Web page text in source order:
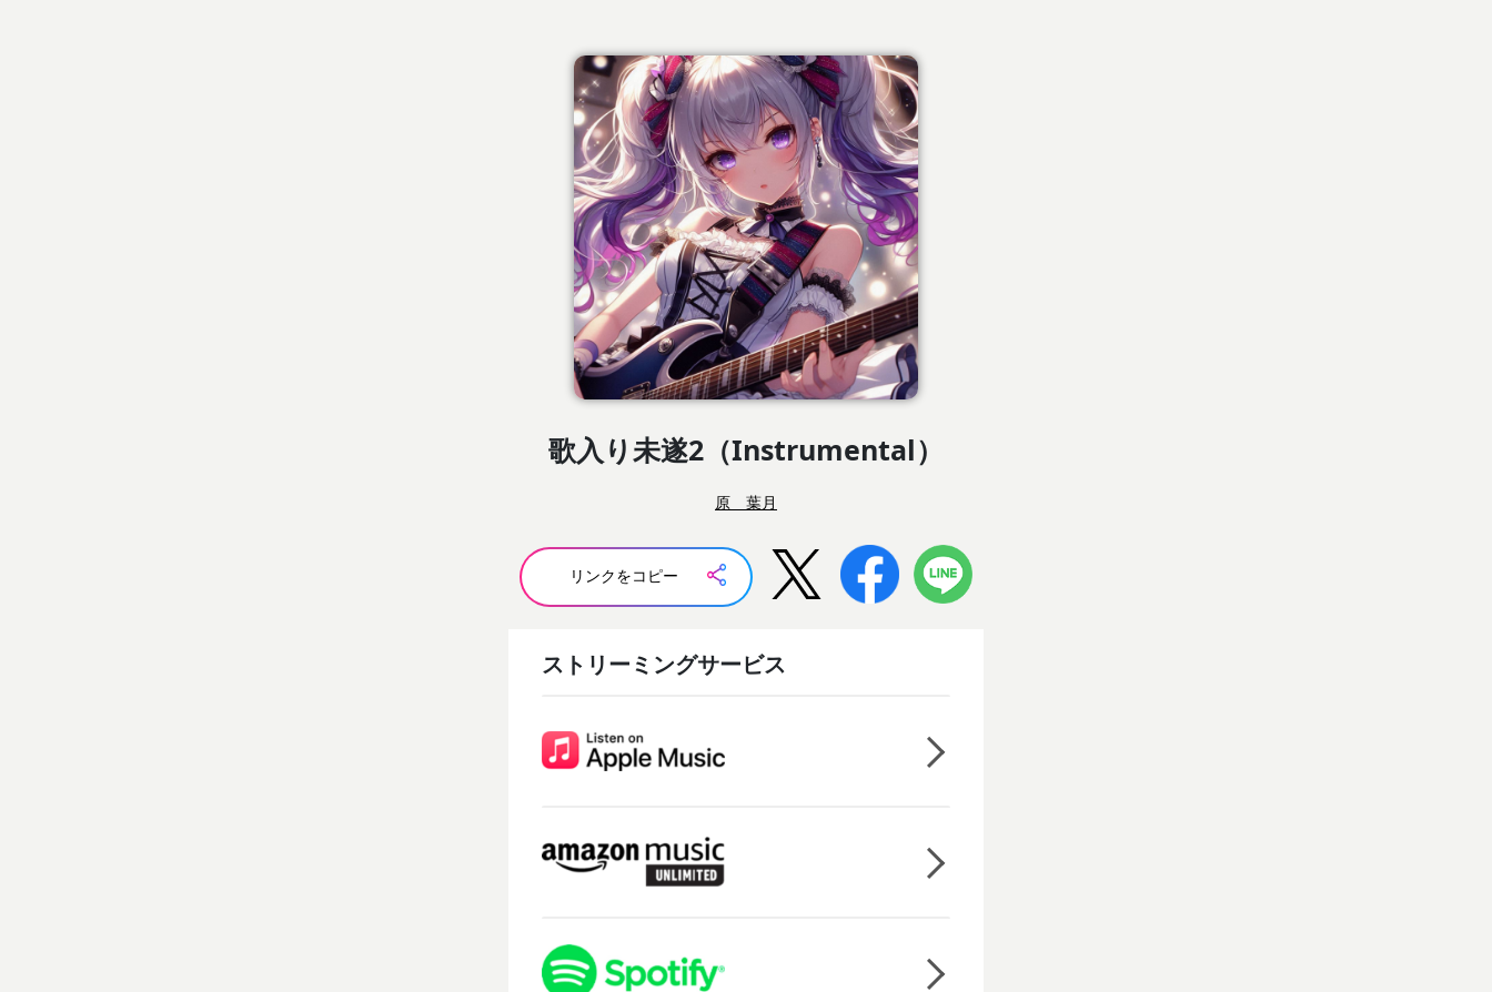
歌入り未遂2（Instrumental）
原 葉月
リンクをコピー
ストリーミングサービス